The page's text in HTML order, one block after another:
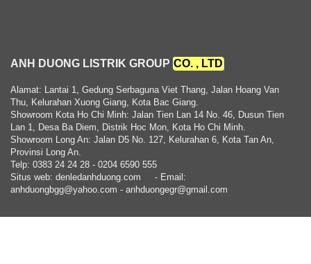
ANH DUONG LISTRIK GROUP CO. , LTD
Alamat: Lantai 1, Gedung Serbaguna Viet Thang, Jalan Hoang Van
Thu, Kelurahan Xuong Giang, Kota Bac Giang.
Showroom Kota Ho Chi Minh: Jalan Tien Lan 14 No. 46, Dusun Tien
Lan 1, Desa Ba Diem, Distrik Hoc Mon, Kota Ho Chi Minh.
Showroom Long An: Jalan D5 No. 127, Kelurahan 6, Kota Tan An,
Provinsi Long An.
Telp: 0383 24 24 28 - 0204 6590 555
Situs web: denledanhduong.com
- Email:
anhduongbgg@yahoo.com - anhduongegr@gmail.com